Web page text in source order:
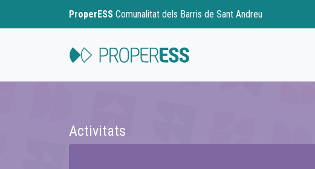
ProperESS Comunalitat dels Barris de Sant Andreu
Activitats